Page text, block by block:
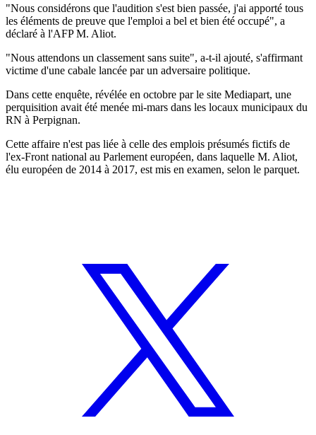
"Nous considérons que l'audition s'est bien passée, j'ai apporté tous
les éléments de preuve que l'emploi a bel et bien été occupé", a
déclaré à l'AFP M. Aliot.
"Nous attendons un classement sans suite", a-t-il ajouté, s'affirmant
victime d'une cabale lancée par un adversaire politique.
Dans cette enquête, révélée en octobre par le site Mediapart, une
perquisition avait été menée mi-mars dans les locaux municipaux du
RN à Perpignan.
Cette affaire n'est pas liée à celle des emplois présumés fictifs de
l'ex-Front national au Parlement européen, dans laquelle M. Aliot,
élu européen de 2014 à 2017, est mis en examen, selon le parquet.